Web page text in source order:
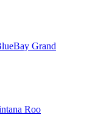
Grand
Roo